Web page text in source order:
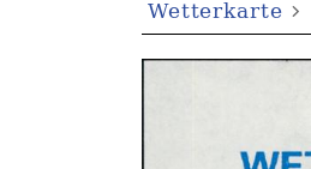
Wetterkarte